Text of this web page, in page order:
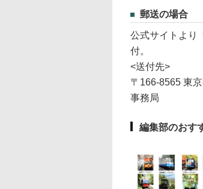
郵送の場合
公式サイトより
付。
<送付先>
〒166-8565 東
事務局
編集部のおす